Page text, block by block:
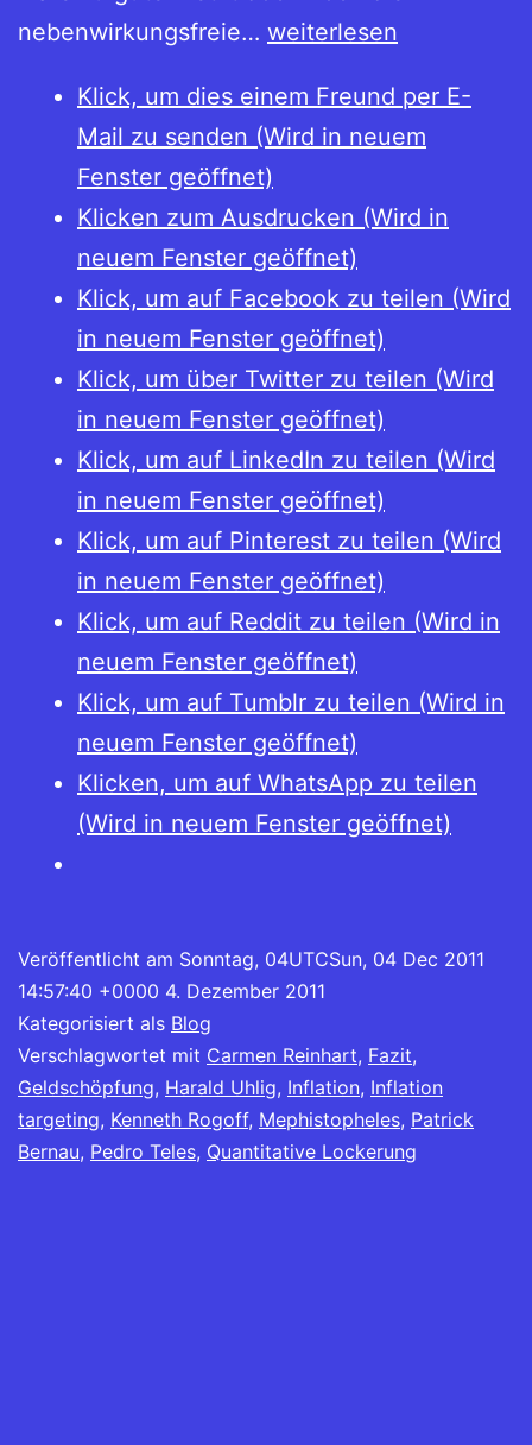
nebenwirkungsfreie… Nebenwirkungsfreie
Geldschöpfung?
weiterlesen
Klick, um dies einem Freund per E-
Mail zu senden (Wird in neuem
Fenster geöffnet)
Klicken zum Ausdrucken (Wird in
neuem Fenster geöffnet)
Klick, um auf Facebook zu teilen (Wird
in neuem Fenster geöffnet)
Klick, um über Twitter zu teilen (Wird
in neuem Fenster geöffnet)
Klick, um auf LinkedIn zu teilen (Wird
in neuem Fenster geöffnet)
Klick, um auf Pinterest zu teilen (Wird
in neuem Fenster geöffnet)
Klick, um auf Reddit zu teilen (Wird in
neuem Fenster geöffnet)
Klick, um auf Tumblr zu teilen (Wird in
neuem Fenster geöffnet)
Klicken, um auf WhatsApp zu teilen
(Wird in neuem Fenster geöffnet)
Veröffentlicht am Sonntag, 04UTCSun, 04 Dec 2011
14:57:40 +0000 4. Dezember 2011
Kategorisiert als Blog
Verschlagwortet mit Carmen Reinhart, Fazit,
Geldschöpfung, Harald Uhlig, Inflation, Inflation
targeting, Kenneth Rogoff, Mephistopheles, Patrick
Bernau, Pedro Teles, Quantitative Lockerung